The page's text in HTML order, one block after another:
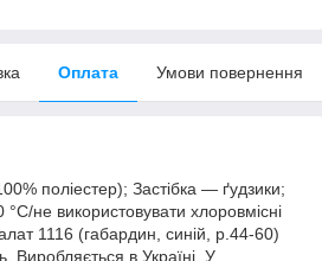
Оплата Умови повернення
поліестер); Застібка — ґудзики;
не використовувати хлоровмісні
1116 (габардин, синій, р.44-60)
Виробляється в Україні. У